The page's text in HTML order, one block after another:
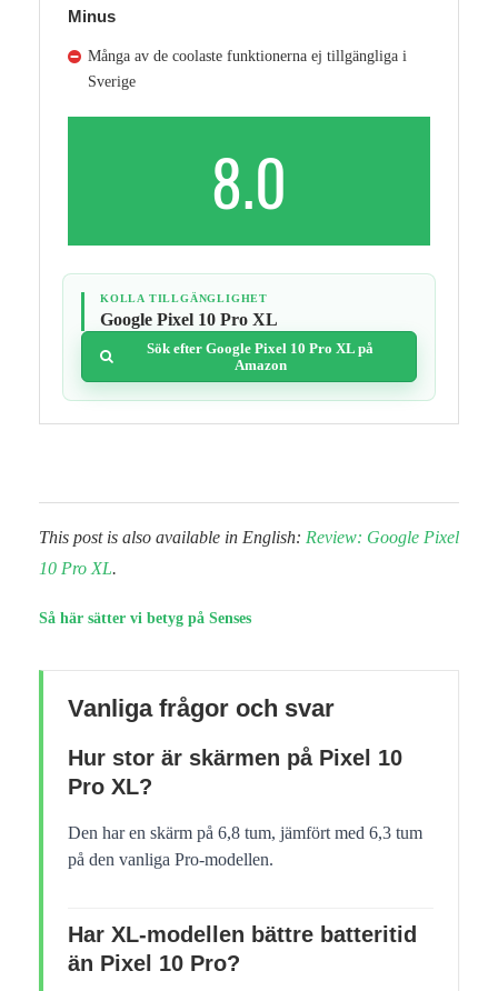
Minus
Många av de coolaste funktionerna ej tillgängliga i
Sverige
8.0
KOLLA TILLGÄNGLIGHET
Google Pixel 10 Pro XL
Sök efter Google Pixel 10 Pro XL på
Amazon
This post is also available in English: Review: Google Pixel
10 Pro XL.
Så här sätter vi betyg på Senses
Vanliga frågor och svar
Hur stor är skärmen på Pixel 10
Pro XL?
Den har en skärm på 6,8 tum, jämfört med 6,3 tum
på den vanliga Pro-modellen.
Har XL-modellen bättre batteritid
än Pixel 10 Pro?